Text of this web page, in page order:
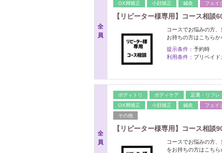
全
員
OX脚矯正
小顔矯正 鍼灸 フェイ
【リピーター様専用】コース相談
コースでお悩みの方
お持ちの方はこちらか
提示条件： 予約時
利用条件： プリペイ
全
員
ボディトリ ボディケア 足裏・リフレ
OX脚矯正
小顔矯正 鍼灸 フェイ
その他
【リピーター様専用】コース相談
コースでお悩みの方
をお持ちの方はこちら